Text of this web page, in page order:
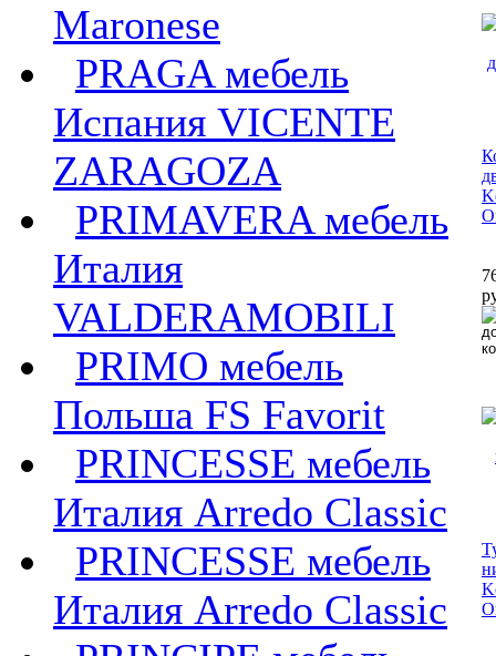
Maronese
PRAGA мебель
Испания VICENTE
ZARAGOZA
PRIMAVERA мебель
Италия
VALDERAMOBILI
PRIMO мебель
Польша FS Favorit
PRINCESSE мебель
Италия Arredo Classic
PRINCESSE мебель
Италия Arredo Classic